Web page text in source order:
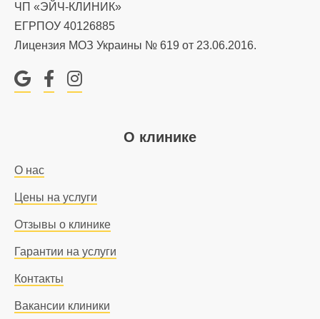
ЧП «ЭЙЧ-КЛИНИК»
ЕГРПОУ 40126885
Лицензия МОЗ Украины № 619 от 23.06.2016.
О клинике
О нас
Цены на услуги
Отзывы о клинике
Гарантии на услуги
Контакты
Вакансии клиники